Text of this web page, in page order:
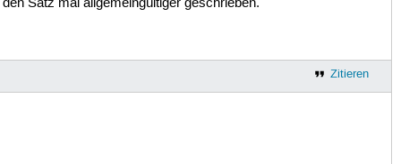
Satz mal allgemeingültiger geschrieben.
Zitieren